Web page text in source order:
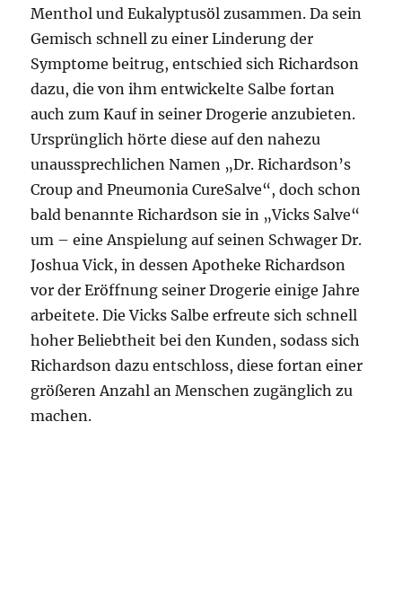
Menthol und Eukalyptusöl zusammen. Da sein
Gemisch schnell zu einer Linderung der
Symptome beitrug, entschied sich Richardson
dazu, die von ihm entwickelte Salbe fortan
auch zum Kauf in seiner Drogerie anzubieten.
Ursprünglich hörte diese auf den nahezu
unaussprechlichen Namen „Dr. Richardson’s
Croup and Pneumonia CureSalve“, doch schon
bald benannte Richardson sie in „Vicks Salve“
um – eine Anspielung auf seinen Schwager Dr.
Joshua Vick, in dessen Apotheke Richardson
vor der Eröffnung seiner Drogerie einige Jahre
arbeitete. Die Vicks Salbe erfreute sich schnell
hoher Beliebtheit bei den Kunden, sodass sich
Richardson dazu entschloss, diese fortan einer
größeren Anzahl an Menschen zugänglich zu
machen.